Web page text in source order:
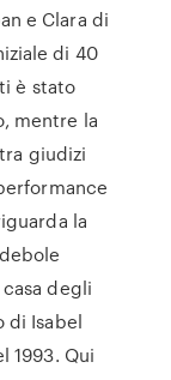
e Clara di
di 40
è stato
mentre la
giudizi
la
degli
di Isabel
1993. Qui